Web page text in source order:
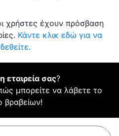
χρήστες έχουν πρόσβαση
Κάντε κλικ εδώ για να
εταιρεία σας?
μπορείτε να λάβετε το
βραβείων!